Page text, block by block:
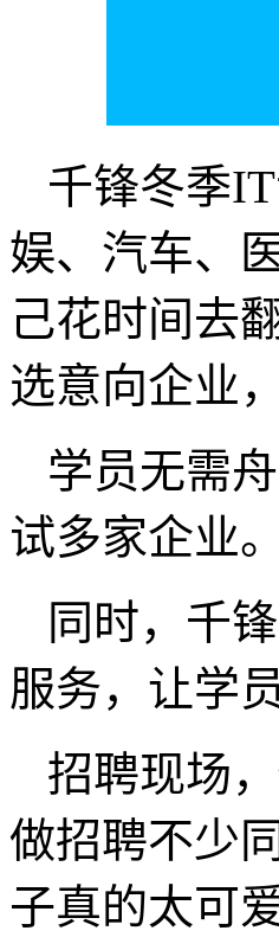
千锋冬季
娱、汽车、
己花时间去
选意向企业
学员无需
试多家企业。
同时，千
服务，让学
招聘现场
做招聘不少
子真的太可